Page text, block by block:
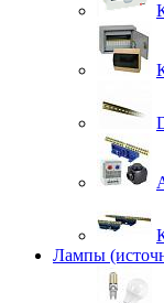
Лампы